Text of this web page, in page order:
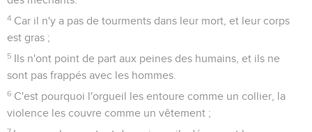
J'étais alors stupide et je n'avais pas de connaissance ;
Mais je suis toujours avec toi : tu m'as tenu par la main
Tu me conduiras par ton conseil, et, après la gloire, tu me
recevras.
Qui ai-je dans les cieux ? Et je n'ai eu de plaisir sur la terre